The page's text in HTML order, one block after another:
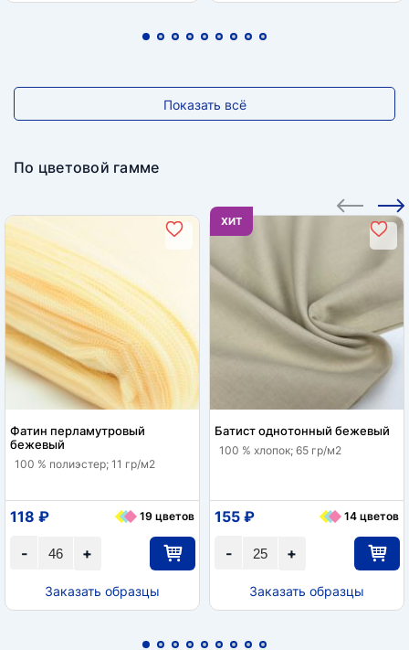
Показать всё
По цветовой гамме
Фатин перламутровый
бежевый
100 % полиэстер; 11 гр/м2
+
-
118 ₽ 19 цветов
Заказать образцы
ХИТ
Батист однотонный бежевый
100 % хлопок; 65 гр/м2
+
-
155 ₽ 14 цветов
Заказать образцы